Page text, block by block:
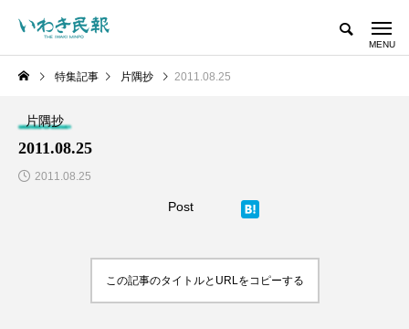
特集記事 片隅抄 2011.08.25
片隅抄
2011.08.25
2011.08.25
Post
この記事のタイトルとURLをコピーする